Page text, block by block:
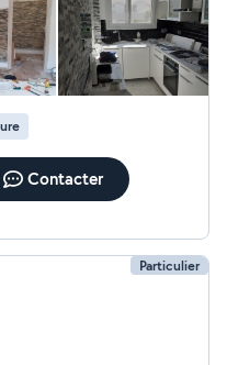
Contacter
Particulier